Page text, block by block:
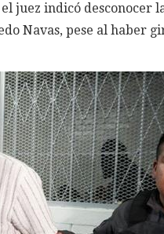
juez indicó desconocer
Navas, pese al haber